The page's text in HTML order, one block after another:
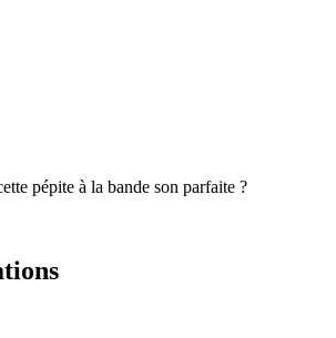
pépite à la bande son parfaite ?